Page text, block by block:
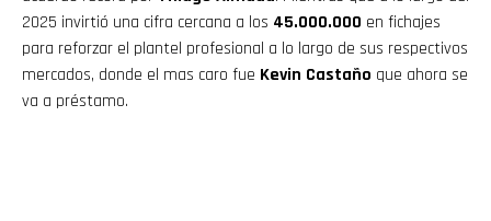
2025 invirtió una cifra cercana a los 45.000.000 en fichajes
para reforzar el plantel profesional a lo largo de sus respectivos
mercados, donde el mas caro fue Kevin Castaño que ahora se
va a préstamo.